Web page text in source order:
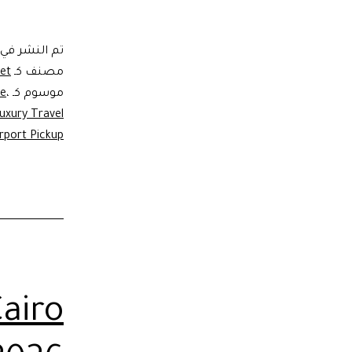
تم النشر في
مصنف كـ
موسوم كـ ،
Travel
Pickup